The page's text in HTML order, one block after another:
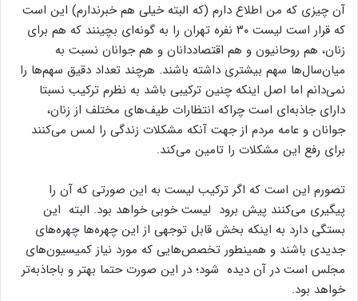
آن چیزی که من اطلاع دارم (که البته خیلی هم خبرندارم) این است
که قرار است لیست ۳۰ نفره تهران را به گونه‌ای بچینند که هم برای
زنان، هم روحانیون و هم اقتصاددانان و هم جوانان نسبت به
میان‌سال‌ها سهم بیشتری داشته باشند. هرچند تعداد دقیق سهم‌ها را
نمی‌دانم اما اصل اینکه چنین ترکیبی باشد به نظرم ترکیب نسبتا
دارای جاذبه‌ای است چراکه انتظارات طیف‌های مختلف از زنان،
جوانان و عامه مردم از جهت آنکه مشکلات زندگی را لمس می‌کنند
برای رفع این مشکلات را تامین می‌کند.
تصورم این است که اگر ترکیب لیست به این صورتی که آن را
پیگیری می‌کنند پیش برود لیست خوبی خواهد بود. البته این
بستگی دارد به اینکه بخش قابل توجهی از این چهره‌ها چهره‌های
جدیدی باشند و همینطور تخصص‌هایی که مورد نیاز کمیسیون‌های
مجلس است در آن دیده شود؛ در این صورت حتما بهتر و باجاذبه‌تر
خواهد بود.